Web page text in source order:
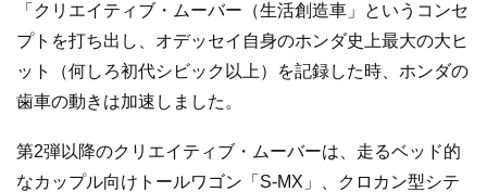
「クリエイティブ・ムーバー（生活創造車」というコンセ
プトを打ち出し、オデッセイ自身のホンダ史上最大の大ヒ
ット（何しろ初代シビック以上）を記録した時、ホンダの
歯車の動きは加速しました。
第2弾以降のクリエイティブ・ムーバーは、走るベッド的
なカップル向けトールワゴン「S-MX」、クロカン型シテ